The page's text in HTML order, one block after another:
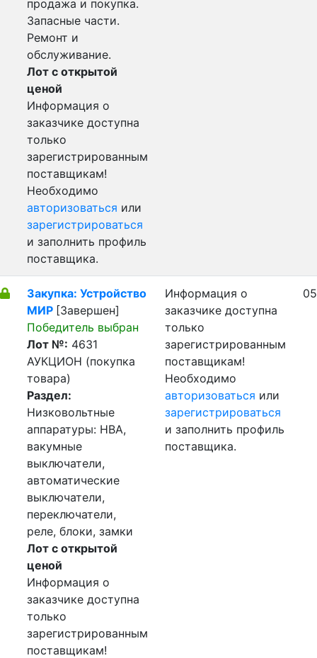
продажа и покупка.
Запасные части.
Ремонт и
обслуживание.
Лот с открытой
ценой
Информация о
заказчике доступна
только
зарегистрированным
поставщикам!
Необходимо
авторизоваться или
зарегистрироваться
и заполнить профиль
поставщика.
Закупка: Устройство
МИР [Завершен]
Победитель выбран
Лот №: 4631
АУКЦИОН (покупка
товара)
Раздел:
Низковольтные
аппаратуры: НВА,
вакумные
выключатели,
автоматические
выключатели,
переключатели,
реле, блоки, замки
Лот с открытой
ценой
Информация о
заказчике доступна
только
зарегистрированным
поставщикам!
Информация о
заказчике доступна
только
зарегистрированным
поставщикам!
Необходимо
авторизоваться или
зарегистрироваться
и заполнить профиль
поставщика.